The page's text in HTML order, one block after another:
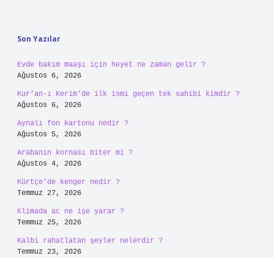
Son Yazılar
Evde bakım maaşı için heyet ne zaman gelir ?
Ağustos 6, 2026
Kur’an-ı Kerim’de ilk ismi geçen tek sahibi kimdir ?
Ağustos 6, 2026
Aynalı fon kartonu nedir ?
Ağustos 5, 2026
Arabanın kornası biter mi ?
Ağustos 4, 2026
Kürtçe’de kenger nedir ?
Temmuz 27, 2026
Klimada ac ne işe yarar ?
Temmuz 25, 2026
Kalbi rahatlatan şeyler nelerdir ?
Temmuz 23, 2026